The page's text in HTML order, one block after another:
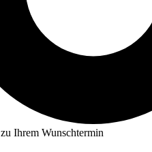
zu Ihrem Wunschtermin